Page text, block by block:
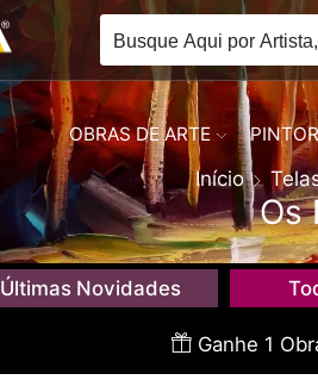
OBRAS DE ARTE
Início
Os
Últimas Novidades
Ganhe 1